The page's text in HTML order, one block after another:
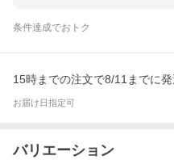
条件達成でおトク
15時までの注文で8/11までに
お届け日指定可
バリエーション